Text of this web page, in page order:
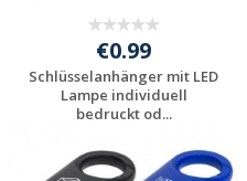
€0.99
Schlüsselanhänger mit LED
Lampe individuell
bedruckt od...
Preis unverbindlich
anfragen